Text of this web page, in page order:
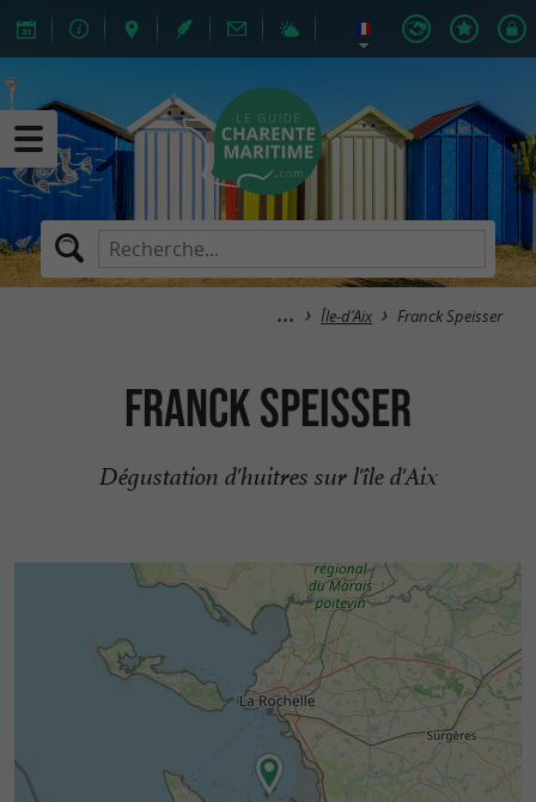
Île-d'Aix Franck Speisser
Franck Speisser
Dégustation d'huitres sur l'île d'Aix